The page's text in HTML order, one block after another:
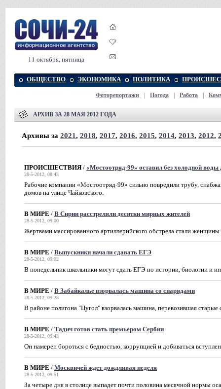
11 октября, пятница
ОБЩЕСТВО ЭКОНОМИКА ПОЛИТИКА
Фоторепортажи Погода Работа
АРХИВ ЗА 28 МАЯ 2012 ГОДА
Архивы за 2021, 2018, 2017, 2016, 2015, 2014, 2013, 2012,
ПРОИСШЕСТВИЯ / «Мостоотряд-99» оставил без холодной воды
28-5-2012, 08:43
Рабочие компании «Мостоотряд-99» сильно повредили трубу,
домов на улице Чайковского.
В МИРЕ / В Сирии расстреляли десятки мирных жителей
28-5-2012, 09:00
Жертвами массированного артиллерийского обстрела стали женщины
В МИРЕ / Выпускники начали сдавать ЕГЭ
28-5-2012, 09:02
В понедельник школьники могут сдать ЕГЭ по истории, биологии и
В МИРЕ / В Забайкалье взорвалась машина со снарядами
28-5-2012, 09:28
В районе полигона "Цугол" взорвалась машина, перевозившая старые
В МИРЕ / Тадич готов стать премьером Сербии
28-5-2012, 09:43
Он намерен бороться с бедностью, коррупцией и добиваться
В МИРЕ / Москвичей ждет дождливая неделя
28-5-2012, 09:51
За четыре дня в столице выпадет почти половина месячной нормы